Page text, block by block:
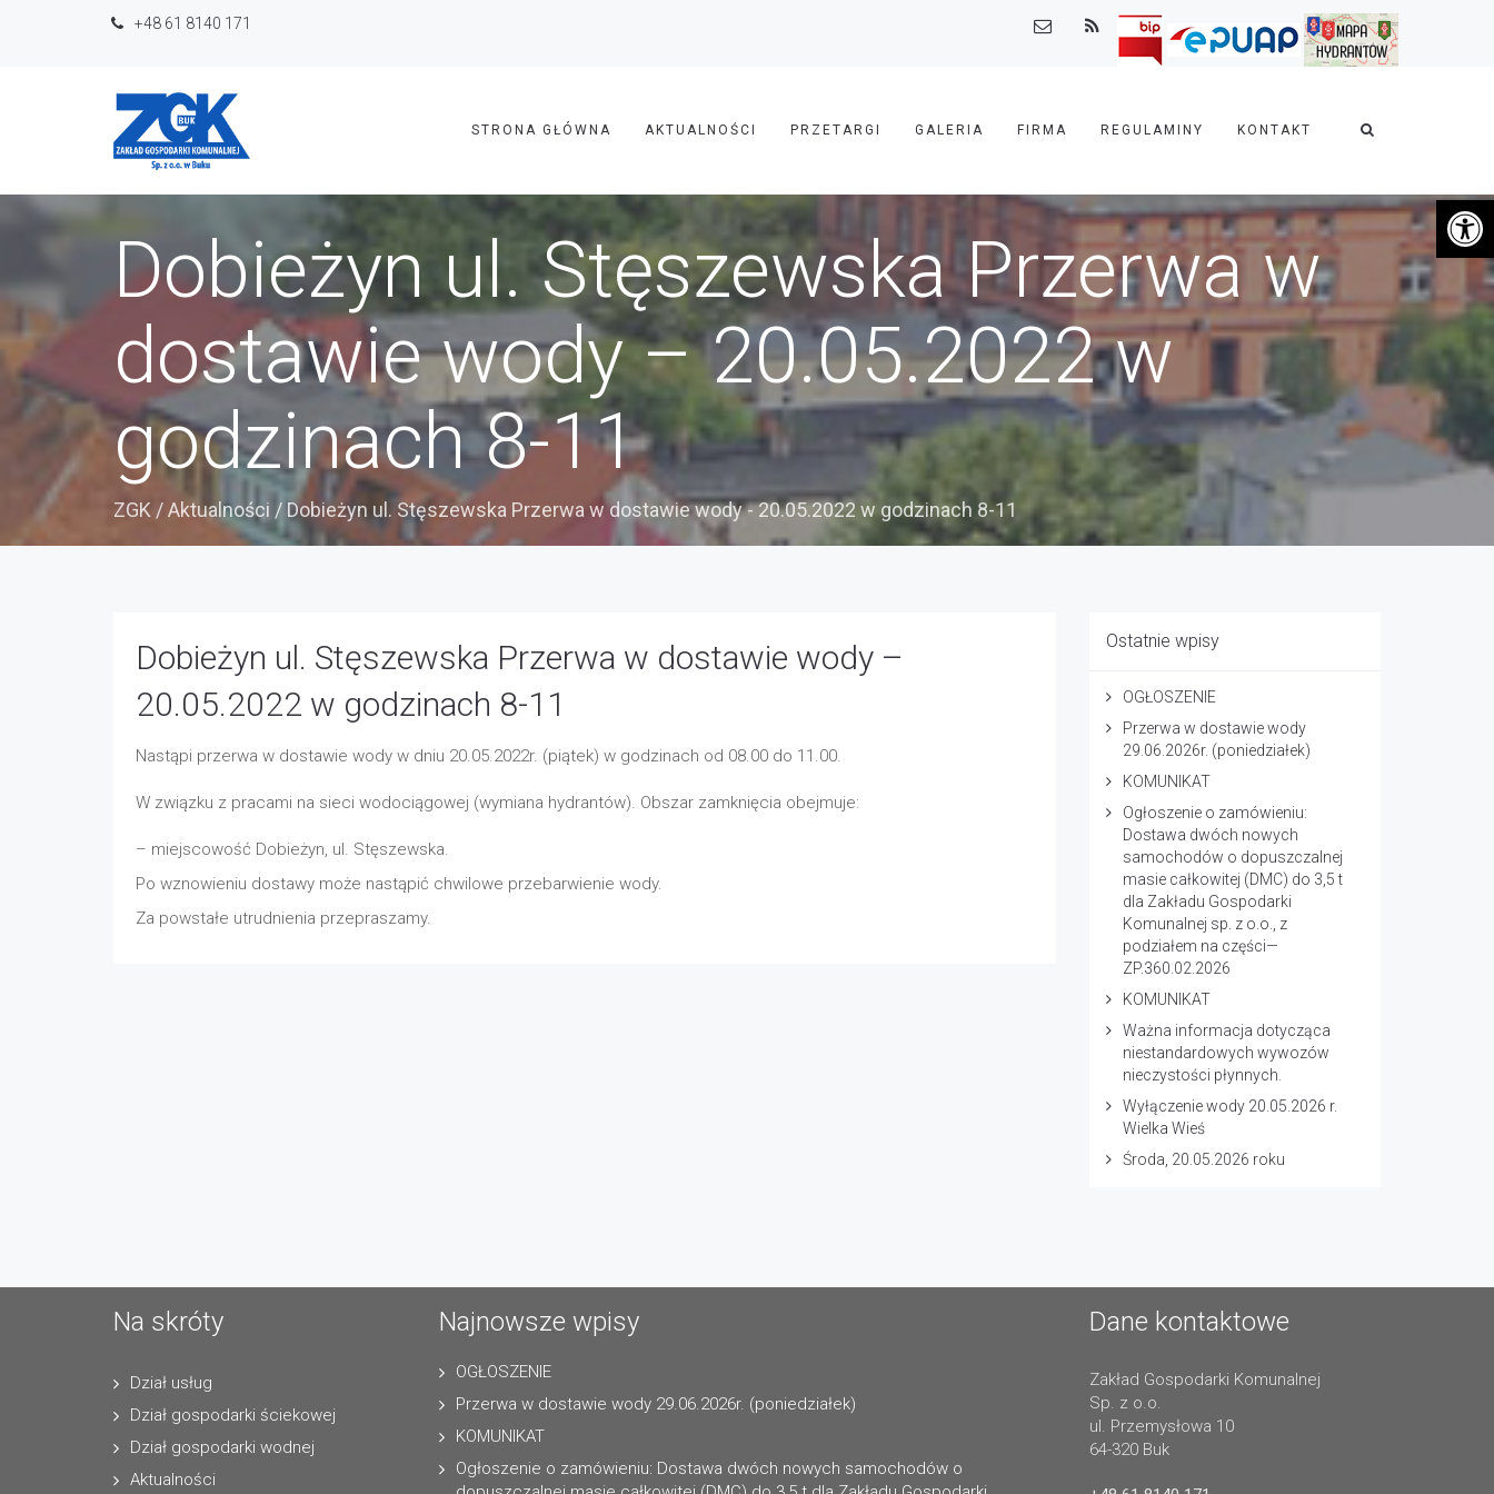
+48 61 8140 171
STRONA GŁÓWNA AKTUALNOŚCI PRZETARGI GALERIA FIRMA REGULAMINY KONTAKT
Dobieżyn ul. Stęszewska Przerwa w
dostawie wody – 20.05.2022 w
godzinach 8-11
ZGK /Aktualności / Dobieżyn ul. Stęszewska Przerwa w dostawie wody - 20.05.2022 w godzinach 8-11
Dobieżyn ul. Stęszewska Przerwa w dostawie wody –
20.05.2022 w godzinach 8-11
Nastąpi przerwa w dostawie wody w dniu 20.05.2022r. (piątek) w godzinach od 08.00 do 11.00.
W związku z pracami na sieci wodociągowej (wymiana hydrantów). Obszar zamknięcia obejmuje:
– miejscowość Dobieżyn, ul. Stęszewska.
Po wznowieniu dostawy może nastąpić chwilowe przebarwienie wody.
Za powstałe utrudnienia przepraszamy.
Ostatnie wpisy
OGŁOSZENIE
Przerwa w dostawie wody
29.06.2026r. (poniedziałek)
KOMUNIKAT
Ogłoszenie o zamówieniu:
Dostawa dwóch nowych
samochodów o dopuszczalnej
masie całkowitej (DMC) do 3,5 t
dla Zakładu Gospodarki
Komunalnej sp. z o.o., z
podziałem na części—
ZP.360.02.2026
KOMUNIKAT
Ważna informacja dotycząca
niestandardowych wywozów
nieczystości płynnych.
Wyłączenie wody 20.05.2026 r.
Wielka Wieś
Środa, 20.05.2026 roku
Na skróty
Dział usług
Dział gospodarki ściekowej
Dział gospodarki wodnej
Aktualności
Najnowsze wpisy
OGŁOSZENIE
Przerwa w dostawie wody 29.06.2026r. (poniedziałek)
KOMUNIKAT
Ogłoszenie o zamówieniu: Dostawa dwóch nowych samochodów o
Dane kontaktowe
Zakład Gospodarki Komunalnej
Sp. z o.o.
ul. Przemysłowa 10
64-320 Buk